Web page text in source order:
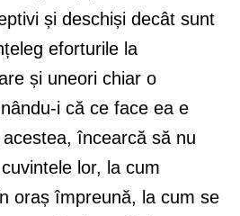
și deschiși decât sunt
eforturile la
și uneori chiar o
i că ce face ea e
acestea, încearcă să nu
lor, la cum
oraș împreună, la cum se